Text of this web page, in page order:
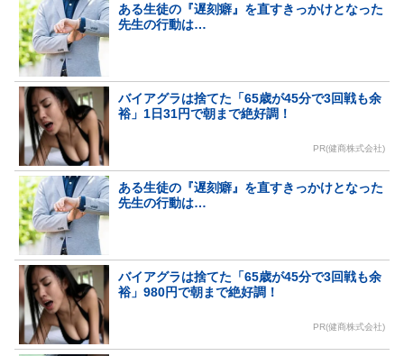
ある生徒の『遅刻癖』を直すきっかけとなった
先生の行動は…
バイアグラは捨てた「65歳が45分で3回戦も余
裕」1日31円で朝まで絶好調！
PR(健商株式会社)
ある生徒の『遅刻癖』を直すきっかけとなった
先生の行動は…
バイアグラは捨てた「65歳が45分で3回戦も余
裕」980円で朝まで絶好調！
PR(健商株式会社)